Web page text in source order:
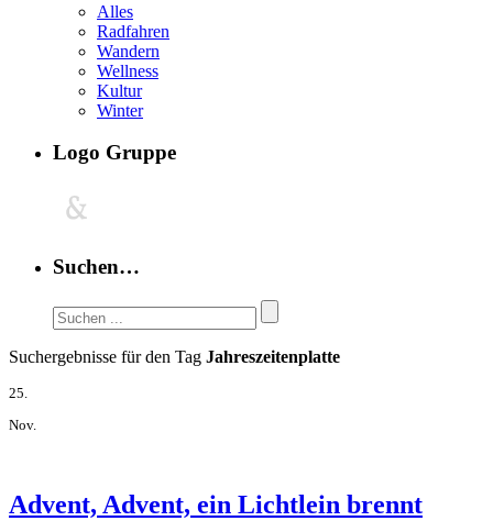
Alles
Radfahren
Wandern
Wellness
Kultur
Winter
Logo Gruppe
Suchen…
Suchergebnisse für den Tag Jahreszeitenplatte
25.
Nov.
Advent, Advent, ein Lichtlein brennt